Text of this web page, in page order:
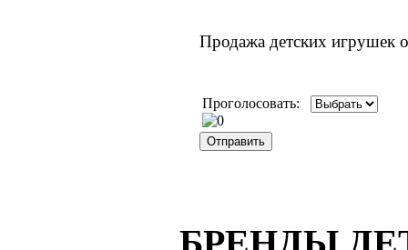
Продажа детских игрушек
Проголосовать: